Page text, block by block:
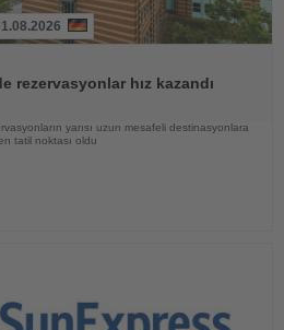
rezervasyonlar hız kazandı
yarısı uzun mesafeli destinasyonlara
tatil noktası oldu